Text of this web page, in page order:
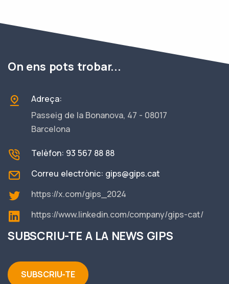
On ens pots trobar...
Adreça:
Passeig de la Bonanova, 47 - 08017
Barcelona
Telèfon: 93 567 88 88
Correu electrònic: gips@gips.cat
https://x.com/gips_2024
https://www.linkedin.com/company/gips-cat/
SUBSCRIU-TE A LA NEWS GIPS
SUBSCRIU-TE